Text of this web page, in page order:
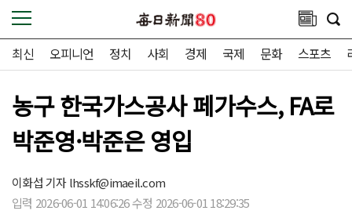
최신 오피니언 정치 사회 경제 국제 문화 스포츠
농구 한국가스공사 페가수스, FA로
박준영·박준은 영입
이화섭 기자lhsskf@imaeil.com
입력 2026-06-01 14:06:26 수정 2026-06-01 18:29:35